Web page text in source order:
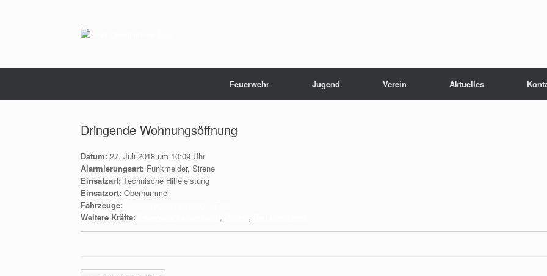
Feuerwehr Jugend Verein Aktuelles
Dringende Wohnungsöffnung
Datum: 27. Juli 2018 um 10:09 Uhr
Alarmierungsart: Funkmelder, Sirene
Einsatzart: Technische Hilfeleistung
Einsatzort: Oberhummel
Fahrzeuge:
Weitere Kräfte:
, ,